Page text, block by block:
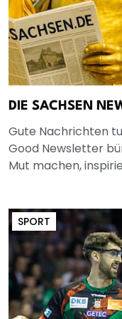
DIE SACHSEN
Gute Nachrichten
Good Newsletter
Mut machen,
SPORT